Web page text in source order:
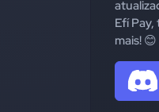
Efí
mais! 😊